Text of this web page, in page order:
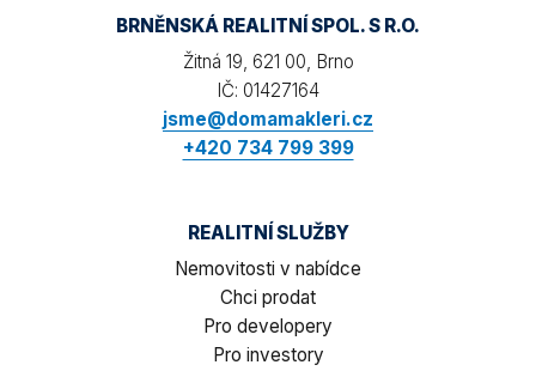
REALITNÍ SLUŽBY
Nemovitosti v nabídce
Chci prodat
Pro developery
Pro investory
BRNĚNSKÁ REALITNÍ SPOL. S R.O.
Žitná 19, 621 00, Brno
IČ: 01427164
jsme@domamakleri.cz
+420 734 799 399
funkce webových stránek, jako je přihlášení
uživatele a správa účtu. Webové stránky nelze bez
nezbytně nutných souborů cookie správně
Poskytovatel